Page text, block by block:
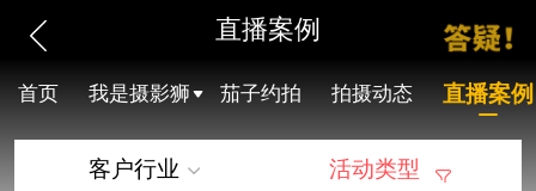
直播案例
首页 我是摄影狮 茄子约拍 拍摄动态 直播案例
客户行业 活动类型